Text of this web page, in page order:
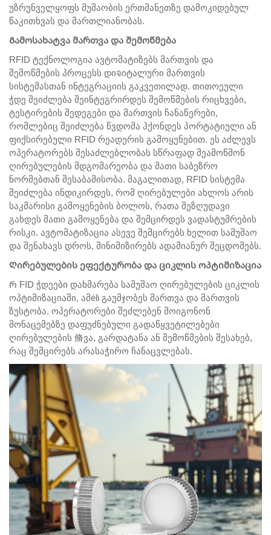
უზრუნველყოფს მუშაობის ერთმანეთზე დამოკიდებულ
წაკითხვას და მართლიანობას.
Გამოსახატვა მართვა და შემოწმება
RFID ტექნოლოგია ავტომატიზებს მართვის და
შემოწმების პროცესს დიจიტალური მართვის
სისტემასთან ინტეგრაციის გაკვეთილად. თითოეული
ჭდე შეიძლება შეინტეგრირდეს შემოწმების რიცხვები,
ტესტირების შედეგები და მართვის ჩანაწერები,
რომლებიც შეიძლება წვდომა ჰქონდეს პორტატიული ან
ფიქსირებული RFID რეადერის გამოყენებით. ეს აძლევს
ოპერატორებს შესაძლებლობას სწრაფად შეამოწმონ
ღირებულების მდგომარეობა და მათი საბეზრო
ნორმებთან შესაბამისობა. მაგალითად, RFID სისტემა
შეიძლება ინდიკირდეს, რომ ღირებულები ახლოს არის
საკმარისი გამოყენების ბოლოს, რათა შეზღუდავი
გახდეს მათი გამოყენება და შემცირდეს ვადასტუმრების
რისკი. ავტომატიზაცია ასევე შემცირებს ხელით სამუშაო
და შენახავს დროს, მინიმიზირებს ადამიანურ შეცდომებს.
Ღირებულების ეფექტურობა და ციკლის ოპტიმიზაცია
Რ FID ჭდეები დახმარება სამუშაო ღირებულების ციკლის
ოპტიმიზაციაში, ამéli გაუმჯობეს მართვა და მართვის
ზუსტობა. ოპერატორები შეძლებენ მოიგონონ
მონაცემებზე დაფუძნებული გადაწყვეტილებები
ღირებულების 脩ვა, გარდატანა ან შემოწმების შესახებ,
რაც შემცირებს არასაჭირო ჩანაცვლებას.